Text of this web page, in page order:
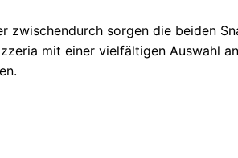
zwischendurch sorgen die beiden
mit einer vielfältigen Auswahl